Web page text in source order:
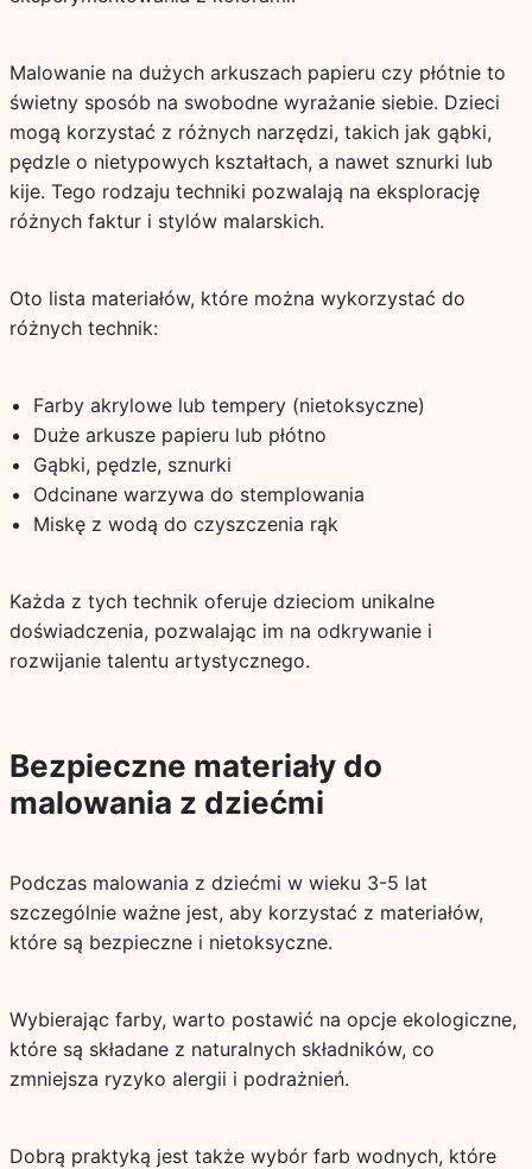
Malowanie na dużych arkuszach papieru czy płótnie to
świetny sposób na swobodne wyrażanie siebie. Dzieci
mogą korzystać z różnych narzędzi, takich jak gąbki,
pędzle o nietypowych kształtach, a nawet sznurki lub
kije. Tego rodzaju techniki pozwalają na eksplorację
różnych faktur i stylów malarskich.
Oto lista materiałów, które można wykorzystać do
różnych technik:
Farby akrylowe lub tempery (nietoksyczne)
Duże arkusze papieru lub płótno
Gąbki, pędzle, sznurki
Odcinane warzywa do stemplowania
Miskę z wodą do czyszczenia rąk
Każda z tych technik oferuje dzieciom unikalne
doświadczenia, pozwalając im na odkrywanie i
rozwijanie talentu artystycznego.
Bezpieczne materiały do
malowania z dziećmi
Podczas malowania z dziećmi w wieku 3-5 lat
szczególnie ważne jest, aby korzystać z materiałów,
które są bezpieczne i nietoksyczne.
Wybierając farby, warto postawić na opcje ekologiczne,
które są składane z naturalnych składników, co
zmniejsza ryzyko alergii i podrażnień.
Dobrą praktyką jest także wybór farb wodnych, które